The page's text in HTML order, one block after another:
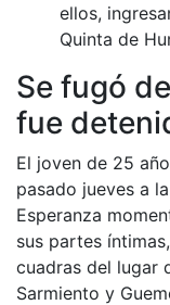
ellos,
Quinta de
Se fugó
fue
El joven de 25
pasado jueves a
Esperanza
sus partes
cuadras del lugar
Sarmiento y